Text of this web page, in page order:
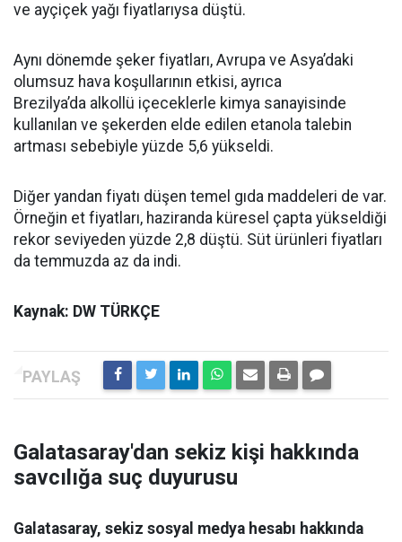
ve ayçiçek yağı fiyatlarıysa düştü.
Aynı dönemde şeker fiyatları, Avrupa ve Asya’daki
olumsuz hava koşullarının etkisi, ayrıca
Brezilya’da alkollü içeceklerle kimya sanayisinde
kullanılan ve şekerden elde edilen etanola talebin
artması sebebiyle yüzde 5,6 yükseldi.
Diğer yandan fiyatı düşen temel gıda maddeleri de var.
Örneğin et fiyatları, haziranda küresel çapta yükseldiği
rekor seviyeden yüzde 2,8 düştü. Süt ürünleri fiyatları
da temmuzda az da indi.
Kaynak: DW TÜRKÇE
Galatasaray'dan sekiz kişi hakkında
savcılığa suç duyurusu
Galatasaray, sekiz sosyal medya hesabı hakkında